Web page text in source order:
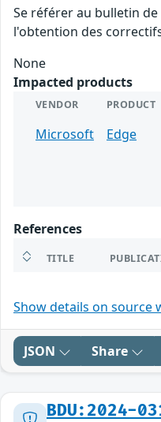
Se référer au bulletin
l'obtention des
None
Impacted products
VENDOR PRODUCT
Microsoft Edge
References
TITLE
Show details on source
JSON Share
BDU:2024-